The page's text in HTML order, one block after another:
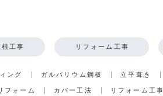
根工事 リフォーム工事
ング ガルバリウム鋼板
立平葺き
フォーム カバー工法
リフォーム工